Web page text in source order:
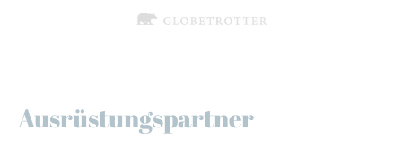
Ausrüstungspartner